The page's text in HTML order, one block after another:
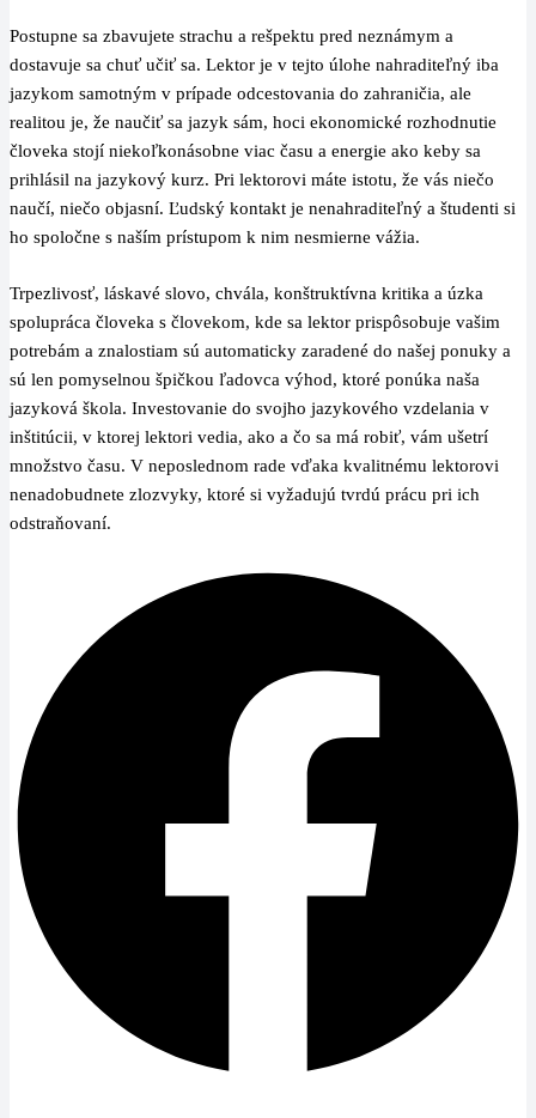
Postupne sa zbavujete strachu a rešpektu pred neznámym a
dostavuje sa chuť učiť sa. Lektor je v tejto úlohe nahraditeľný iba
jazykom samotným v prípade odcestovania do zahraničia, ale
realitou je, že naučiť sa jazyk sám, hoci ekonomické rozhodnutie
človeka stojí niekoľkonásobne viac času a energie ako keby sa
prihlásil na jazykový kurz. Pri lektorovi máte istotu, že vás niečo
naučí, niečo objasní. Ľudský kontakt je nenahraditeľný a študenti si
ho spoločne s naším prístupom k nim nesmierne vážia.
Trpezlivosť, láskavé slovo, chvála, konštruktívna kritika a úzka
spolupráca človeka s človekom, kde sa lektor prispôsobuje vašim
potrebám a znalostiam sú automaticky zaradené do našej ponuky a
sú len pomyselnou špičkou ľadovca výhod, ktoré ponúka naša
jazyková škola. Investovanie do svojho jazykového vzdelania v
inštitúcii, v ktorej lektori vedia, ako a čo sa má robiť, vám ušetrí
množstvo času. V neposlednom rade vďaka kvalitnému lektorovi
nenadobudnete zlozvyky, ktoré si vyžadujú tvrdú prácu pri ich
odstraňovaní.